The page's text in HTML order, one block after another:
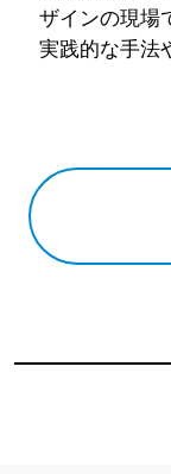
ザインの現場
実践的な手法